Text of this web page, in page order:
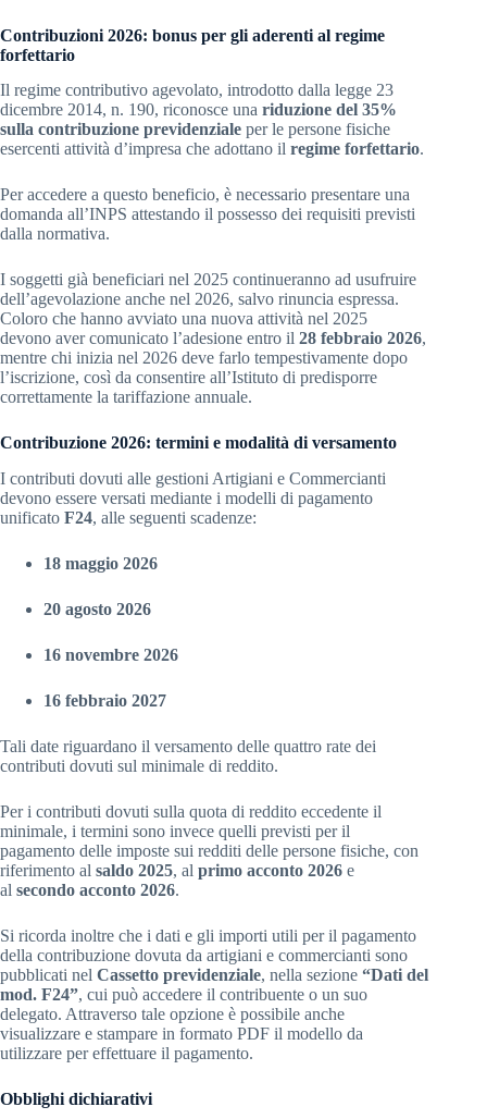
Contribuzioni 2026: bonus per gli aderenti al regime
forfettario
Il regime contributivo agevolato, introdotto dalla legge 23
dicembre 2014, n. 190, riconosce una riduzione del 35%
sulla contribuzione previdenziale per le persone fisiche
esercenti attività d’impresa che adottano il regime forfettario.
Per accedere a questo beneficio, è necessario presentare una
domanda all’INPS attestando il possesso dei requisiti previsti
dalla normativa.
I soggetti già beneficiari nel 2025 continueranno ad usufruire
dell’agevolazione anche nel 2026, salvo rinuncia espressa.
Coloro che hanno avviato una nuova attività nel 2025
devono aver comunicato l’adesione entro il 28 febbraio 2026,
mentre chi inizia nel 2026 deve farlo tempestivamente dopo
l’iscrizione, così da consentire all’Istituto di predisporre
correttamente la tariffazione annuale.
Contribuzione 2026: termini e modalità di versamento
I contributi dovuti alle gestioni Artigiani e Commercianti
devono essere versati mediante i modelli di pagamento
unificato F24, alle seguenti scadenze:
18 maggio 2026
20 agosto 2026
16 novembre 2026
16 febbraio 2027
Tali date riguardano il versamento delle quattro rate dei
contributi dovuti sul minimale di reddito.
Per i contributi dovuti sulla quota di reddito eccedente il
minimale, i termini sono invece quelli previsti per il
pagamento delle imposte sui redditi delle persone fisiche, con
riferimento al saldo 2025, al primo acconto 2026 e
al secondo acconto 2026.
Si ricorda inoltre che i dati e gli importi utili per il pagamento
della contribuzione dovuta da artigiani e commercianti sono
pubblicati nel Cassetto previdenziale, nella sezione “Dati del
mod. F24”, cui può accedere il contribuente o un suo
delegato. Attraverso tale opzione è possibile anche
visualizzare e stampare in formato PDF il modello da
utilizzare per effettuare il pagamento.
Obblighi dichiarativi